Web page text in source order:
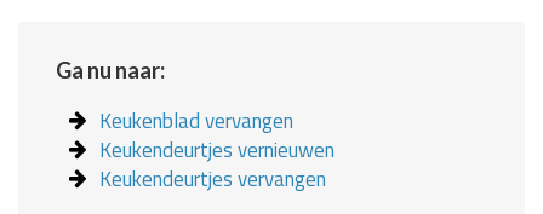
Ga nu naar:
Keukenblad vervangen
Keukendeurtjes vernieuwen
Keukendeurtjes vervangen